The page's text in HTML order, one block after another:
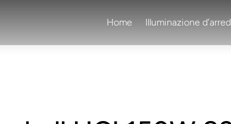
Home Illuminazione